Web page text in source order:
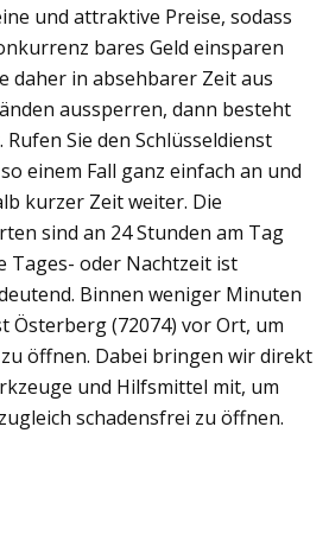
und attraktive Preise, sodass
bares Geld einsparen
daher in absehbarer Zeit aus
aussperren, dann besteht
Sie den Schlüsseldienst
einem Fall ganz einfach an und
kurzer Zeit weiter. Die
sind an 24 Stunden am Tag
Tages- oder Nachtzeit ist
Binnen weniger Minuten
Österberg (72074) vor Ort, um
öffnen. Dabei bringen wir direkt
und Hilfsmittel mit, um
schadensfrei zu öffnen.